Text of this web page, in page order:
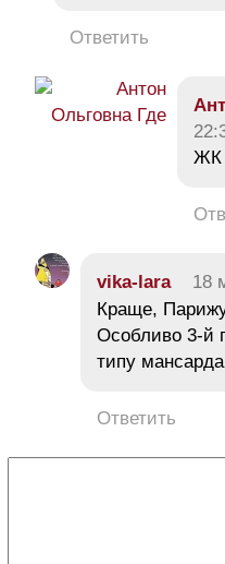
Ответить
ЖК
vika-lara 18
Краще,
Особливо 3-й
типу
Ответить